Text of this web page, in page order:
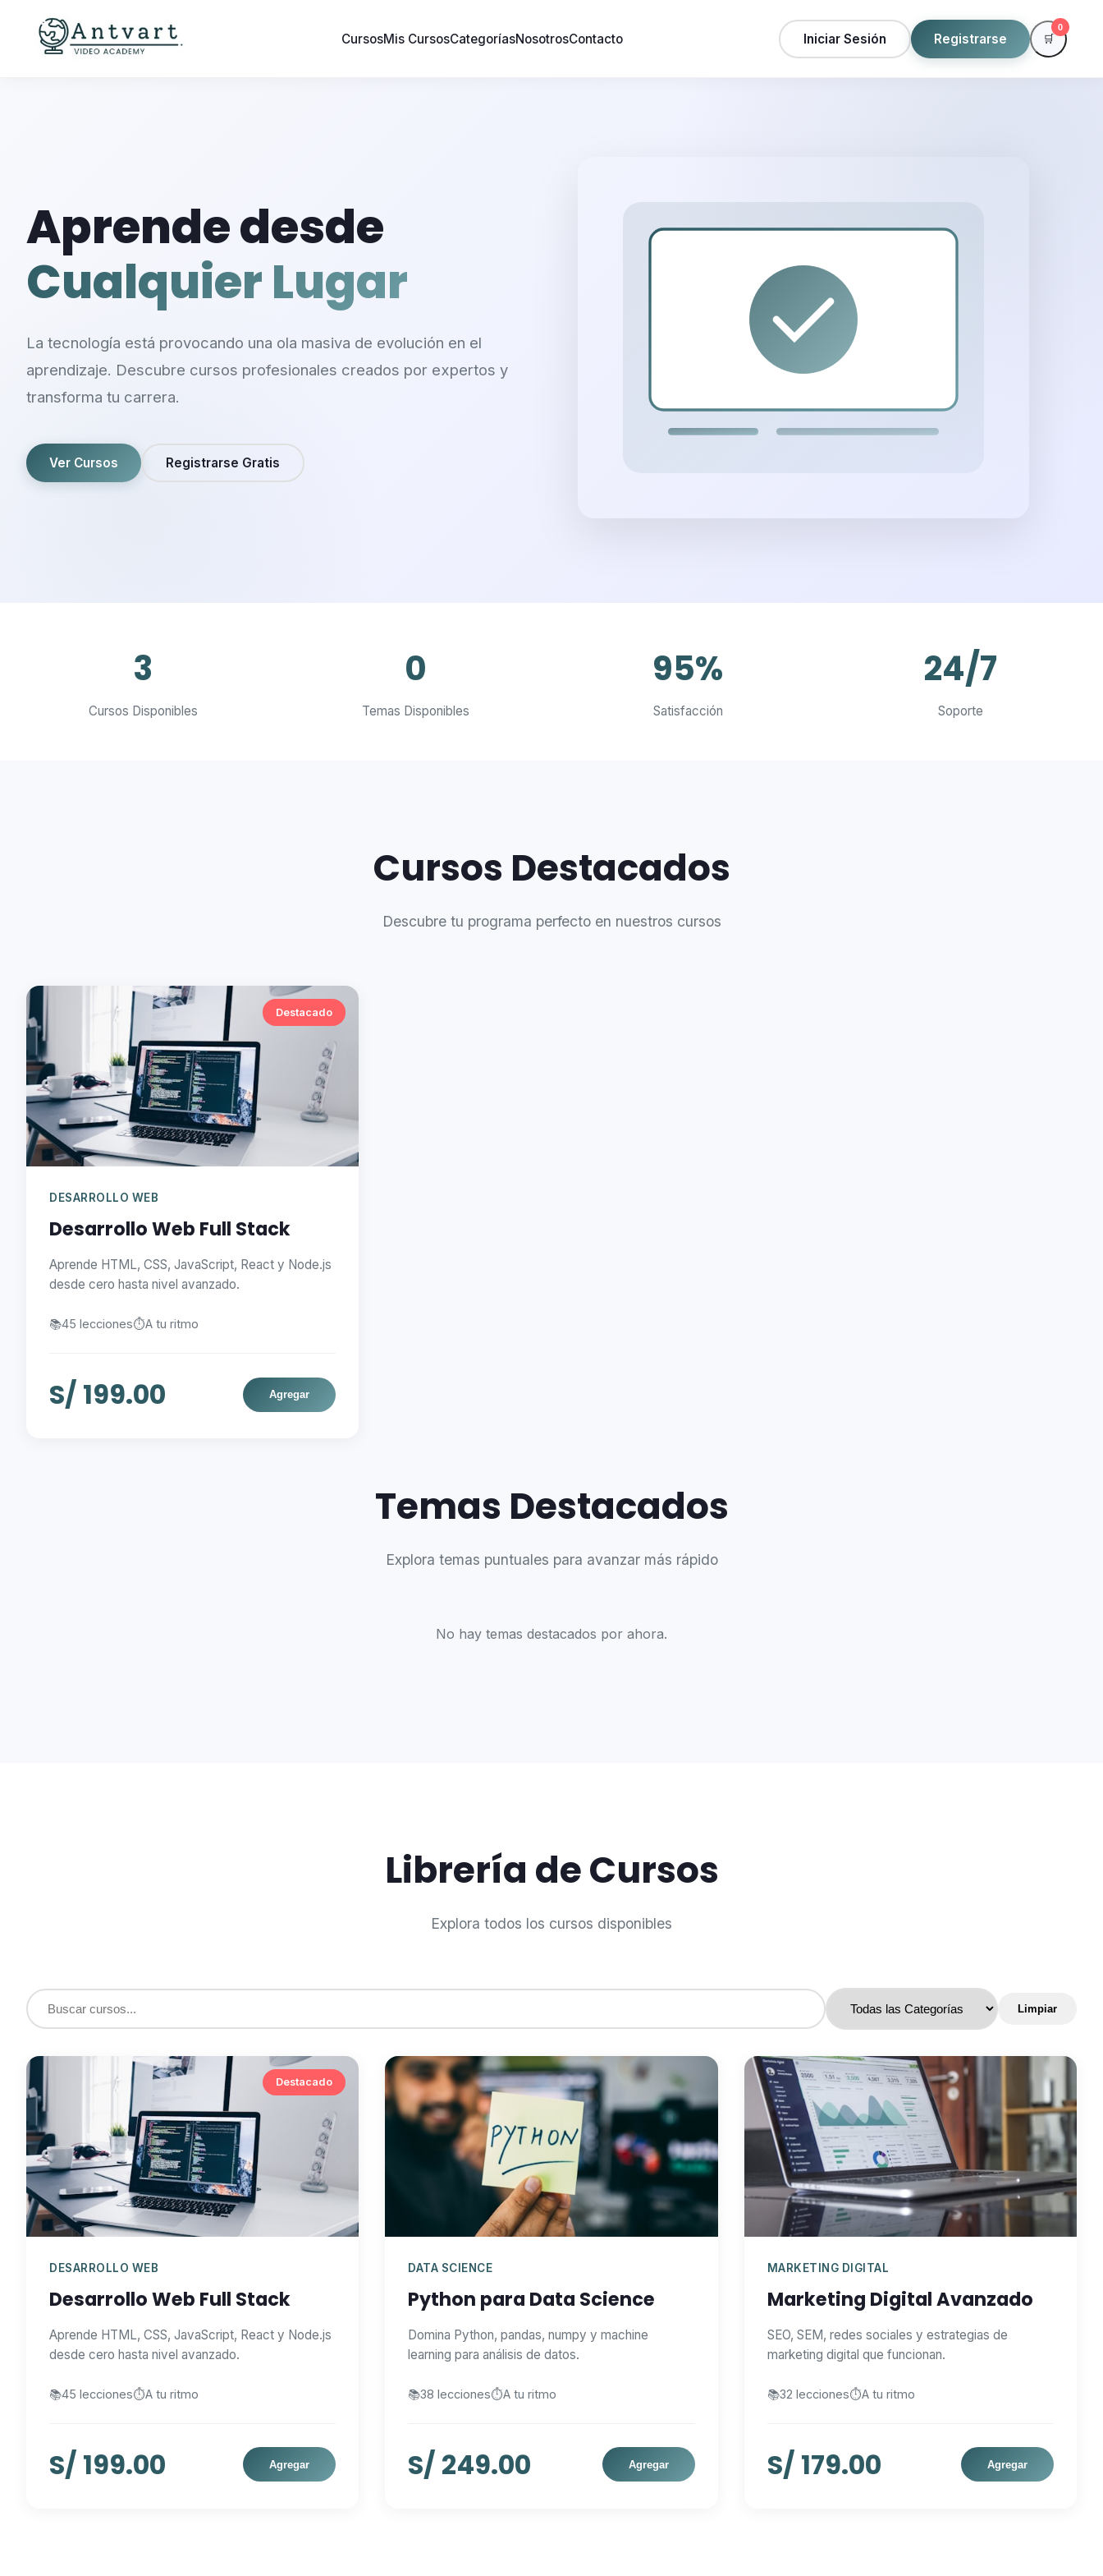
CursosMis CursosCategoríasNosotrosContacto Iniciar Sesión Registrarse 🛒
0
Aprende desde
Cualquier Lugar
La tecnología está provocando una ola masiva de evolución en el
aprendizaje. Descubre cursos profesionales creados por expertos y
transforma tu carrera.
Ver Cursos Registrarse Gratis
3
Cursos Disponibles
0
Temas Disponibles
95%
Satisfacción
24/7
Soporte
Cursos Destacados
Descubre tu programa perfecto en nuestros cursos
Destacado
DESARROLLO WEB
Desarrollo Web Full Stack
Aprende HTML, CSS, JavaScript, React y Node.js
desde cero hasta nivel avanzado.
📚45 lecciones⏱️A tu ritmo
S/ 199.00 Agregar
Temas Destacados
Explora temas puntuales para avanzar más rápido
No hay temas destacados por ahora.
Librería de Cursos
Explora todos los cursos disponibles
Limpiar
Destacado
DESARROLLO WEB
Desarrollo Web Full Stack
Aprende HTML, CSS, JavaScript, React y Node.js
desde cero hasta nivel avanzado.
📚45 lecciones⏱️A tu ritmo
S/ 199.00 Agregar
DATA SCIENCE
Python para Data Science
Domina Python, pandas, numpy y machine
learning para análisis de datos.
📚38 lecciones⏱️A tu ritmo
S/ 249.00 Agregar
MARKETING DIGITAL
Marketing Digital Avanzado
SEO, SEM, redes sociales y estrategias de
marketing digital que funcionan.
📚32 lecciones⏱️A tu ritmo
S/ 179.00 Agregar